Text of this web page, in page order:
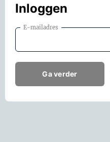
Inloggen
E-mailadres
Ga verder